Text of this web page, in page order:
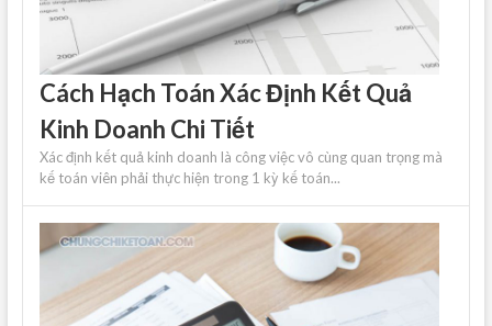
Cách Hạch Toán Xác Định Kết Quả
Kinh Doanh Chi Tiết
Xác định kết quả kinh doanh là công việc vô cùng quan trọng mà
kế toán viên phải thực hiện trong 1 kỳ kế toán...